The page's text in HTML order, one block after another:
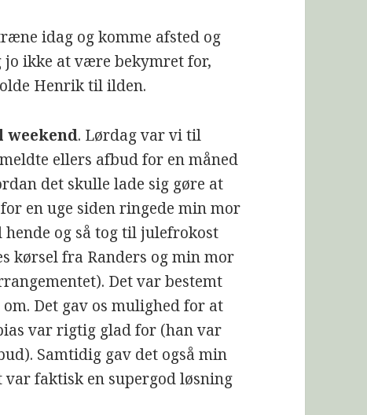
idag og komme afsted og
jo ikke at være bekymret for,
Henrik til ilden.
weekend. Lørdag var vi til
ellers afbud for en måned
det skulle lade sig gøre at
en uge siden ringede min mor
og så tog til julefrokost
kørsel fra Randers og min mor
Det var bestemt
Det gav os mulighed for at
var rigtig glad for (han var
Samtidig gav det også min
var faktisk en supergod løsning